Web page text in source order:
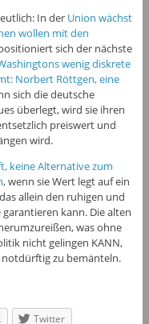
In der Union wächst
wollen mit den
sich der nächste
wenig diskrete
Norbert Röttgen, eine
sich die deutsche
überlegt, wird sie ihren
preiswert und
wird.
keine Alternative zum
, wenn sie Wert legt auf ein
allein den ruhigen und
kann. Die alten
was ohne
nicht gelingen KANN,
notdürftig zu bemänteln.
Twitter